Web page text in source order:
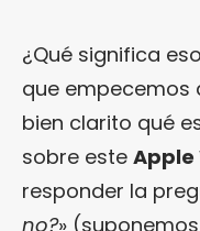
¿Qué significa
que empecemos
bien clarito qué
sobre este Apple
responder la
no?»